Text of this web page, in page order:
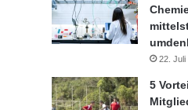
22. Juli
5